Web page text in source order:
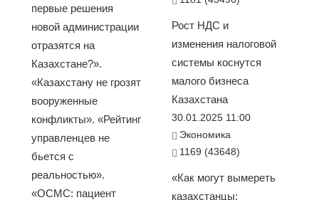
первые решения
новой администрации
отразятся на
Казахстане?».
«Казахстану не грозят
вооруженные
конфликты». «Рейтинг
управленцев не
бьется с
реальностью».
«ОСМС: пациент
Рост НДС и
изменения налоговой
системы коснутся
малого бизнеса
Казахстана
30.01.2025 11:00
Экономика
1169 (43648)
«Как могут вымереть
казахстанцы: